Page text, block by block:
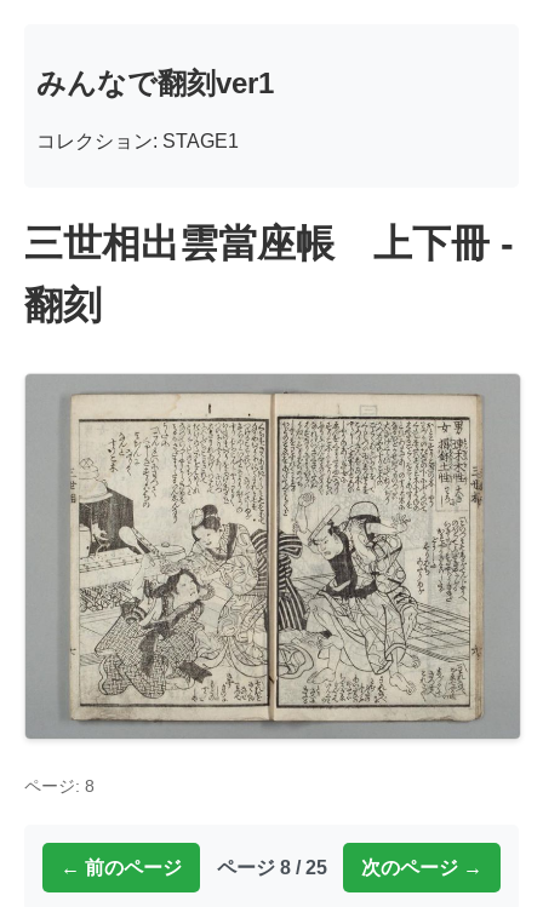
みんなで翻刻ver1
コレクション: STAGE1
三世相出雲當座帳 上下冊 -
翻刻
ページ: 8
← 前のページ ページ 8 / 25 次のページ →